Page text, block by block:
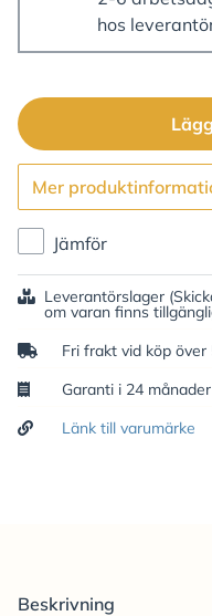
hos
Mer
Jämför
Leverantörslager
om varan finns
Fri frakt vid köp över
Garanti i 24 månader
Länk till varumärke
Beskrivning